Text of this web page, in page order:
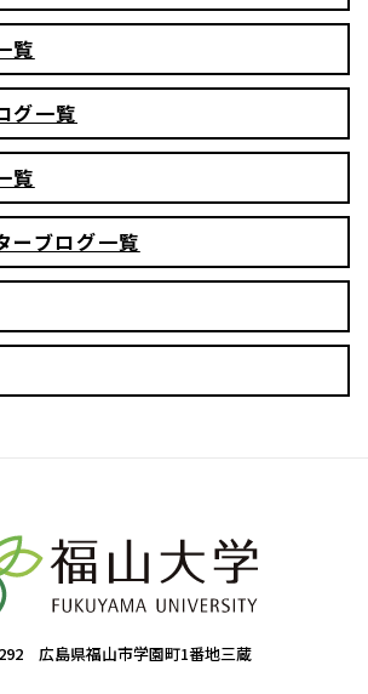
覧
グ一覧
覧
ーブログ一覧
広島県福山市学園町1番地三蔵